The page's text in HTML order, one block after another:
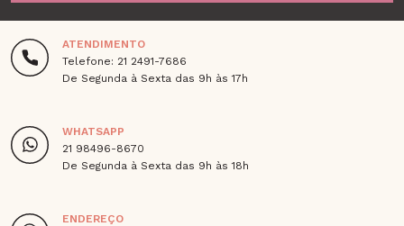
ATENDIMENTO
Telefone: 21 2491-7686
De Segunda à Sexta das 9h às 17h
WHATSAPP
21 98496-8670
De Segunda à Sexta das 9h às 18h
ENDEREÇO